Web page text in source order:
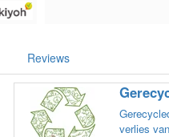
Reviews
verlies